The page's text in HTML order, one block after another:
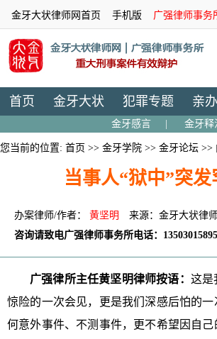
金牙大状律师网首页 手机版 广强律师事务
首页 金牙大状 犯罪专题 亲
金牙感言 金牙释
您当前的位置: 首页 >> 金牙学院 >> 金牙论坛 >>
当事人“狱中”突
办案律师/作者： 黄坚明 来源：金牙大状律
咨询请致电广强律师事务所电话：
广强律所主任黄坚明律师按语： 这是
惊险的一次会见，更是我们深感后怕的
何意外事件、不测事件，更不希望因自